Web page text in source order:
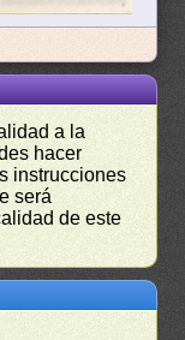
a la
hacer
instrucciones
será
de este